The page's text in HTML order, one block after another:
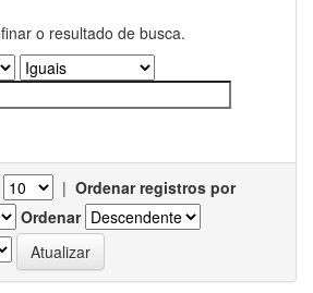
o resultado de busca.
| Ordenar registros por
Ordenar